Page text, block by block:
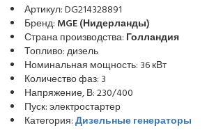
Артикул: DG214328891
Бренд: MGE (Нидерланды)
Страна производства: Голландия
Топливо: дизель
Номинальная мощность: 36 кВт
Количество фаз: 3
Напряжение, В: 230/400
Пуск: электростартер
Категория:Дизельные генераторы